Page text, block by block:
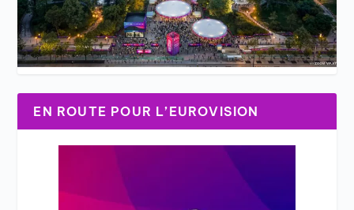
EN ROUTE POUR L’EUROVISION